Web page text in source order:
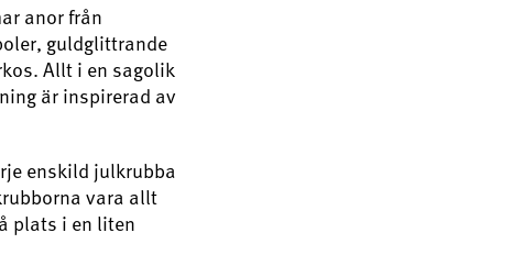
anor från
guldglittrande
Allt i en sagolik
är inspirerad av
enskild julkrubba
vara allt
plats i en liten